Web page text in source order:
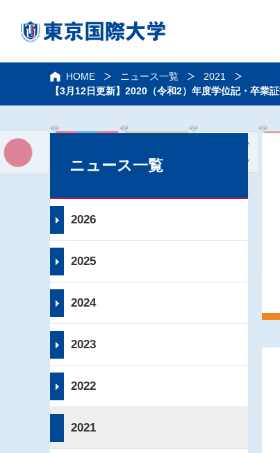
HOME ニュース一覧
2021
【3月12日更新】2020（令和2）年度学位記・卒
ニュース一覧
2026
2025
2024
2023
2022
2021